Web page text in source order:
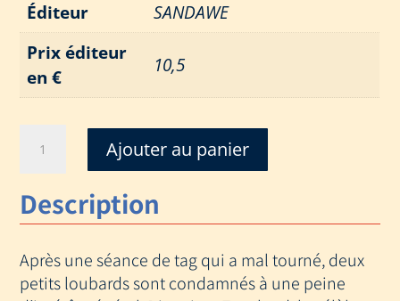
Éditeur
SANDAWE
Prix éditeur
en €
10,5
ZOZOLAND
Ajouter au panier
Description
Après une séance de tag qui a mal tourné, deux
petits loubards sont condamnés à une peine